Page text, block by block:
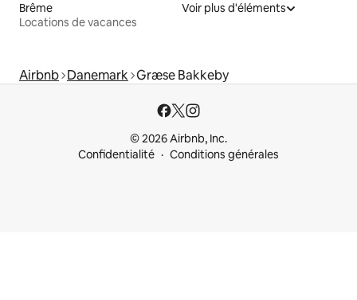
Brême
Locations de vacances
Voir plus d'éléments
Airbnb Danemark Græse Bakkeby
© 2026 Airbnb, Inc.
Confidentialité
Conditions générales